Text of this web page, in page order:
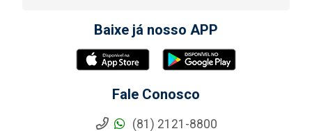
Baixe já nosso APP
Fale Conosco
(81) 2121-8800